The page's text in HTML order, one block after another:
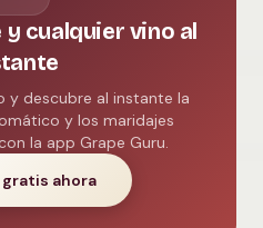
cualquier vino al
y descubre al instante la
y los maridajes
la app Grape Guru.
gratis ahora